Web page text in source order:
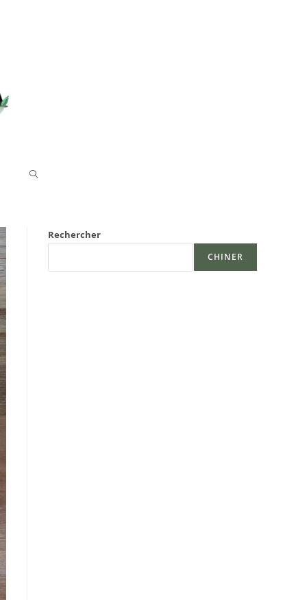
TOGGLE
SEARCH
Rechercher
CHINER